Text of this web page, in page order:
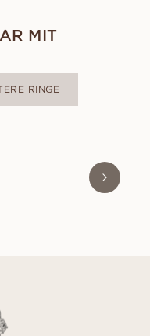
MIT
RINGE